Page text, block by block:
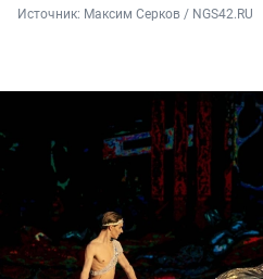
Источник: Максим Серков / NGS42.RU